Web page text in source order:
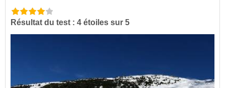
Résultat du test : 4 étoiles sur 5